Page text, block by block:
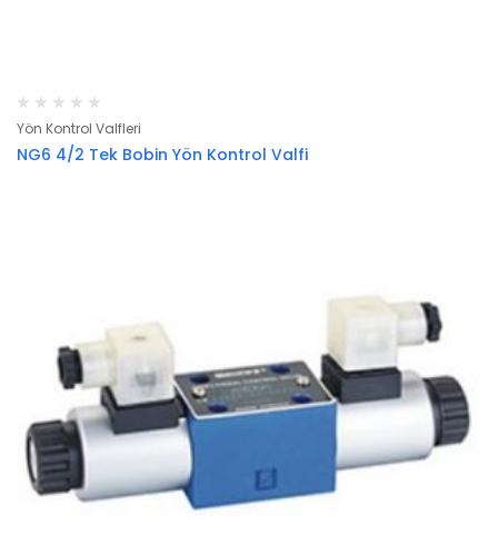
Yön Kontrol Valfleri
NG6 4/2 Tek Bobin Yön Kontrol Valfi